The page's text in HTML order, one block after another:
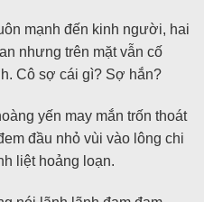
mạnh đến kinh người, hai
nhưng trên mặt vẫn cố
Cô sợ cái gì? Sợ hắn?
yến may mắn trốn thoát
đầu nhỏ vùi vào lông chi
liệt hoảng loạn.